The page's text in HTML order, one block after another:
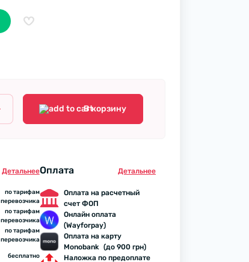
В корзину
Детальнее
по тарифам
перевозчика
по тарифам
перевозчика
по тарифам
перевозчика
бесплатно
Оплата Детальнее
Оплата на расчетный
счет ФОП
Онлайн оплата
(Wayforpay)
Оплата на карту
Monobank (до 900 грн)
Наложка по предоплате